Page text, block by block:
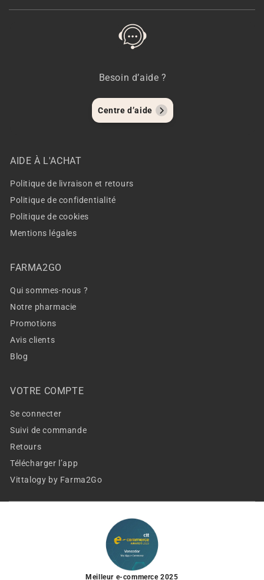
Besoin d’aide ?
Centre d’aide
AIDE À L'ACHAT
Politique de livraison et retours
Politique de confidentialité
Politique de cookies
Mentions légales
FARMA2GO
Qui sommes-nous ?
Notre pharmacie
Promotions
Avis clients
Blog
VOTRE COMPTE
Se connecter
Suivi de commande
Retours
Télécharger l’app
Vittalogy by Farma2Go
Meilleur e-commerce 2025